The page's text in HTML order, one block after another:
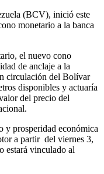
(BCV), inició este
monetario a la banca
el nuevo cono
de anclaje a la
circulación del Bolívar
disponibles y actuaría
del precio del
y prosperidad económica
a partir del viernes 3,
estará vinculado al